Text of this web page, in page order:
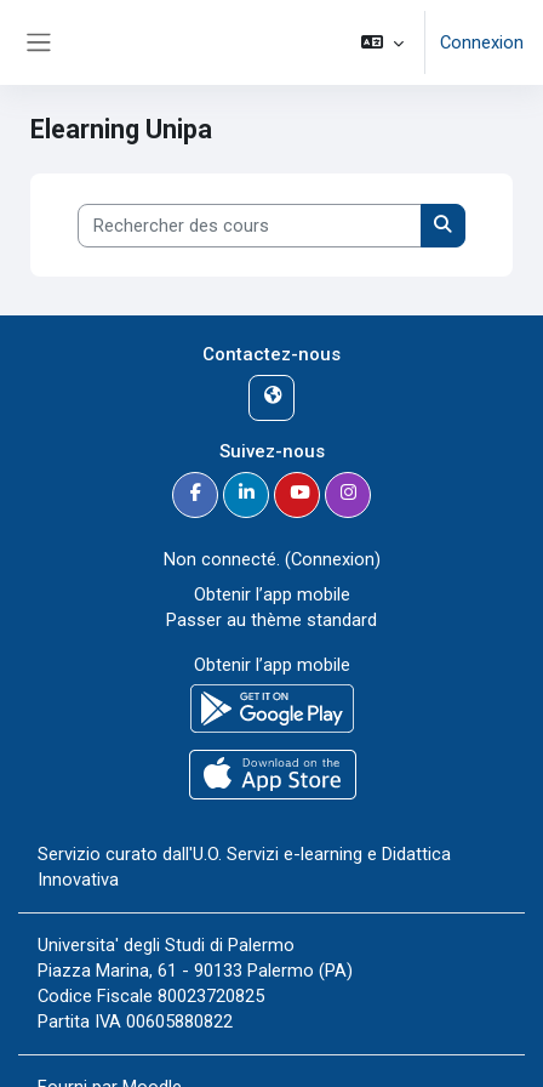
Connexion
Elearning Unipa
Rechercher des cours
Rechercher
Contactez-nous
Suivez-nous
Non connecté. (Connexion)
Obtenir l’app mobile
Passer au thème standard
Obtenir l’app mobile
Servizio curato dall'U.O. Servizi e-learning e Didattica
Innovativa
Universita' degli Studi di Palermo
Piazza Marina, 61 - 90133 Palermo (PA)
Codice Fiscale 80023720825
Partita IVA 00605880822